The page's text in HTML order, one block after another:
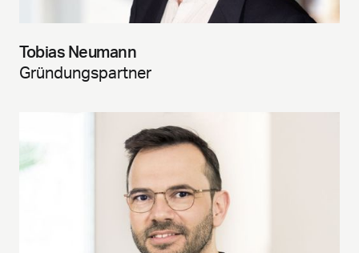
Tobias Neumann
Gründungspartner